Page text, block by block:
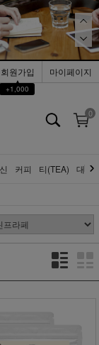
회원가입
▲
+1,000
마이페이지
0
커피 티(TEA) 대량